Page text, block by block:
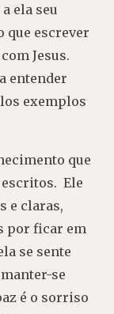
ela seu
que escrever
Jesus.
entender
exemplos
que
escritos. Ele
e claras,
por ficar em
se sente
se
é o sorriso